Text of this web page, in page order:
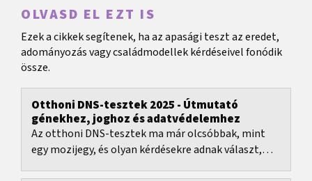
OLVASD EL EZT IS
Ezek a cikkek segítenek, ha az apasági teszt az eredet,
adományozás vagy családmodellek kérdéseivel fonódik
össze.
Otthoni DNS-tesztek 2025 - Útmutató
génekhez, joghoz és adatvédelemhez
Az otthoni DNS-tesztek ma már olcsóbbak, mint
egy mozijegy, és olyan kérdésekre adnak választ,